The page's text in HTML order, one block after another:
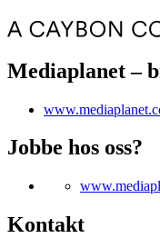
Mediaplanet –
Jobbe hos oss?
Kontakt